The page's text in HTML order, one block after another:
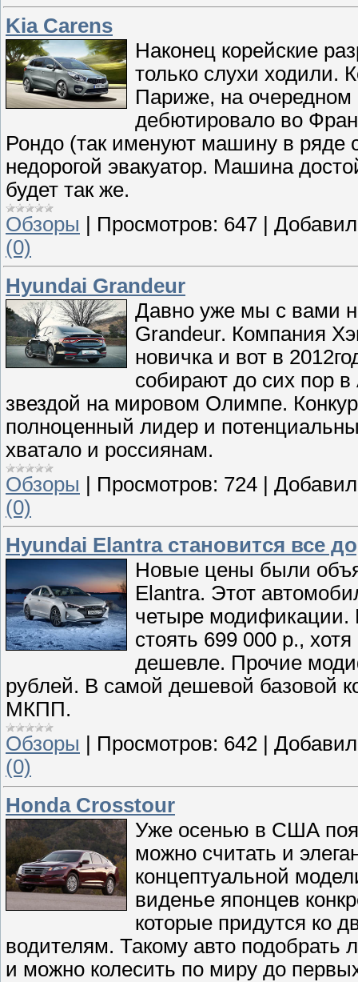
Kia Carens
Наконец корейские
только слухи ходили.
Париже, на
дебютировало во
Рондо (так именуют машину в ряде
недорогой эвакуатор. Машина
будет так же.
Обзоры
Просмотров: 647
(0)
Hyundai Grandeur
Давно уже мы с вами
Grandeur. Компания
новичка и вот в
собирают до сих пор
звездой на мировом Олимпе.
полноценный лидер и
хватало и россиянам.
Обзоры | Просмотров: 724 |
(0)
Hyundai Elantra становится все
Новые цены были
Elantra. Этот
четыре модификации.
стоять 699 000 р.,
дешевле. Прочие
рублей. В самой дешевой базовой
МКПП.
Обзоры
Просмотров: 642
(0)
Honda Crosstour
Уже осенью в США
можно считать и
концептуальной
виденье японцев
которые придутся ко
водителям. Такому авто
и можно колесить по миру до